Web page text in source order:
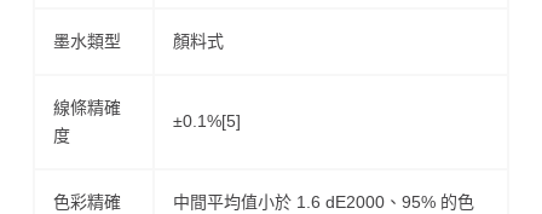
墨水類型 顏料式
線條精確
度
±0.1%[5]
色彩精確
中間平均值小於 1.6 dE2000、95% 的色